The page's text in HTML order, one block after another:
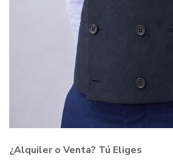
¿Alquiler o Venta? Tú Eliges